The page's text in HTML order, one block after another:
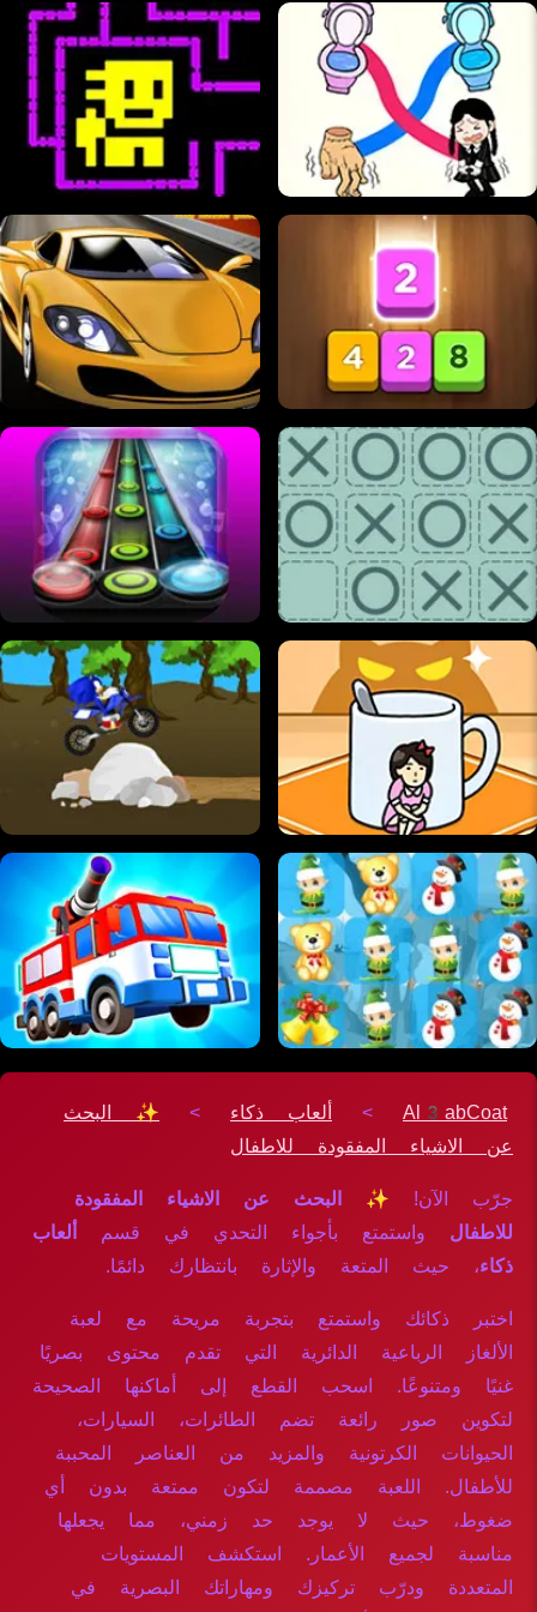
Al3abCoat
> ألعاب ذكاء >
✨ البحث
عن الاشياء المفقودة للاطفال
جرّب الآن! ✨ البحث عن الاشياء المفقودة
للاطفال واستمتع بأجواء التحدي في قسم
ألعاب
ذكاء، حيث المتعة والإثارة بانتظارك دائمًا.
اختبر ذكائك واستمتع بتجربة مريحة مع لعبة
الألغاز الرباعية الدائرية التي تقدم محتوى بصريًا
غنيًا ومتنوعًا. اسحب القطع إلى أماكنها الصحيحة
لتكوين صور رائعة تضم الطائرات، السيارات،
الحيوانات الكرتونية والمزيد من العناصر المحببة
للأطفال. اللعبة مصممة لتكون ممتعة بدون أي
ضغوط، حيث لا يوجد حد زمني، مما يجعلها
مناسبة لجميع الأعمار. استكشف المستويات
المتعددة ودرّب تركيزك ومهاراتك البصرية في